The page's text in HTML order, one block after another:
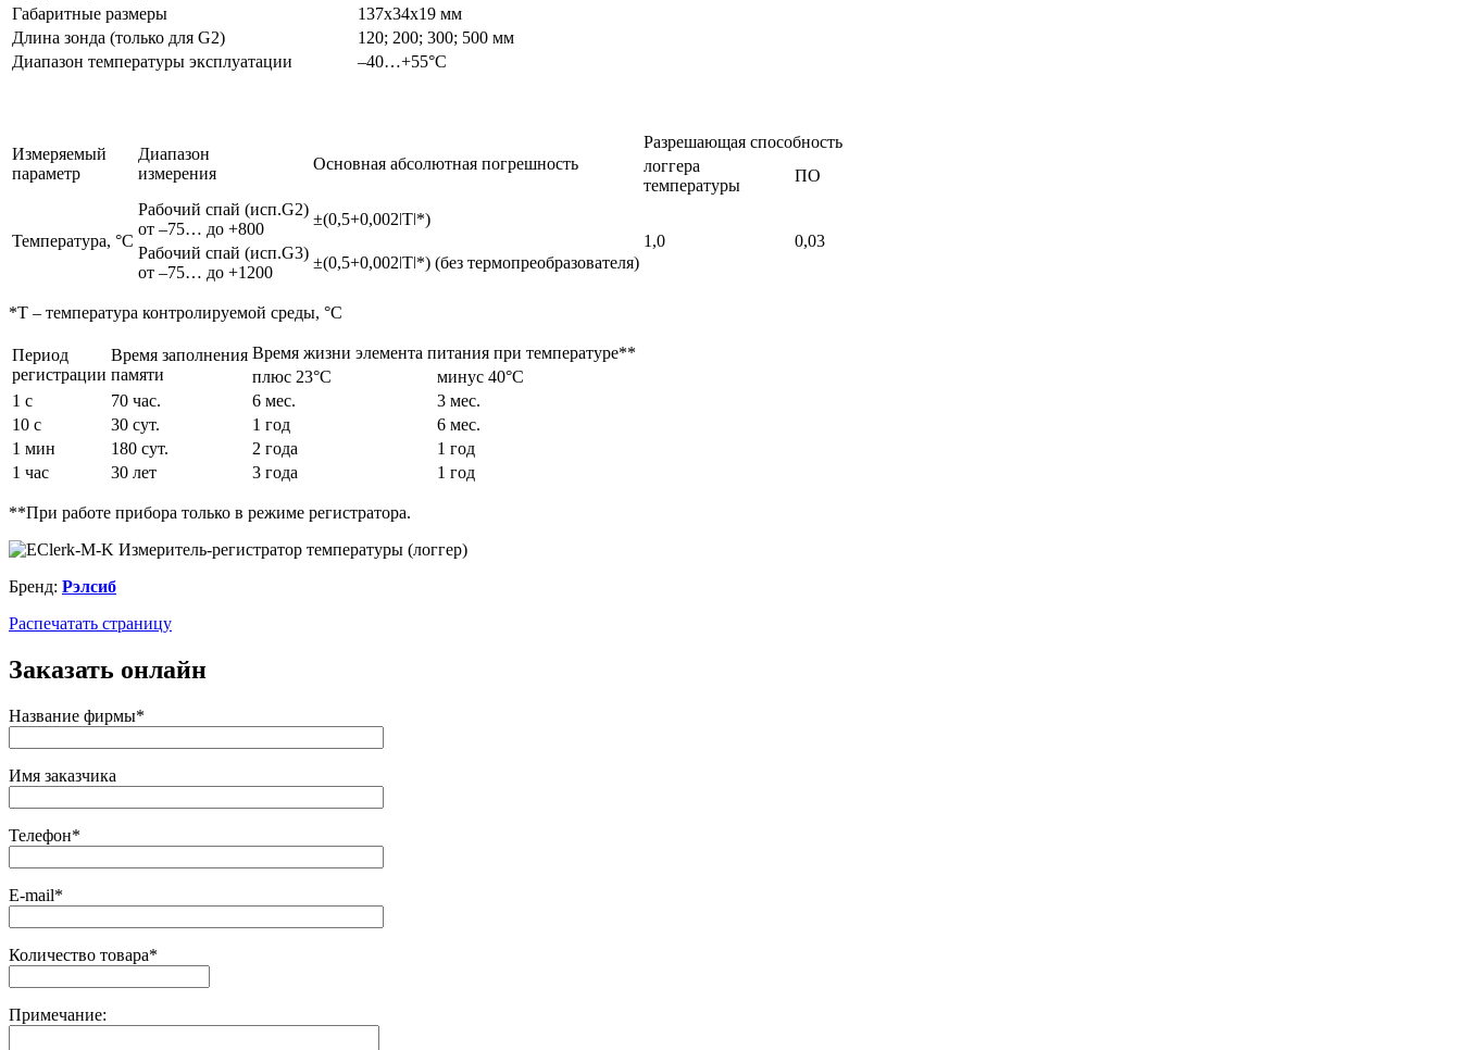
Габаритные размеры
137х34х19 мм
Длина зонда (только для G2)
120; 200; 300; 500 мм
Диапазон температуры эксплуатации
–40…+55°С
Измеряемый
параметр
Диапазон
измерения
Основная абсолютная погрешность
Разрешающая способность
логгера
температуры
ПО
Температура, °С
Рабочий спай (исп.G2)
от –75… до +800
±(0,5+0,002ǀТǀ*)
1,0
0,03
Рабочий спай (исп.G3)
от –75… до +1200
±(0,5+0,002ǀТǀ*) (без термопреобразователя)
*Т – температура контролируемой среды, °С
Период
регистрации
Время заполнения
памяти
Время жизни элемента питания при температуре**
плюс 23°С
минус 40°С
1 с
70 час. 6 мес.
3 мес.
10 с
30 сут. 1 год
6 мес.
1 мин
180 сут. 2 года
1 год
1 час
30 лет 3 года 1 год
**При работе прибора только в режиме регистратора.
Бренд: Рэлсиб
Распечатать страницу
Заказать онлайн
Название фирмы*
Имя заказчика
Телефон*
E-mail*
Количество товара*
Примечание: